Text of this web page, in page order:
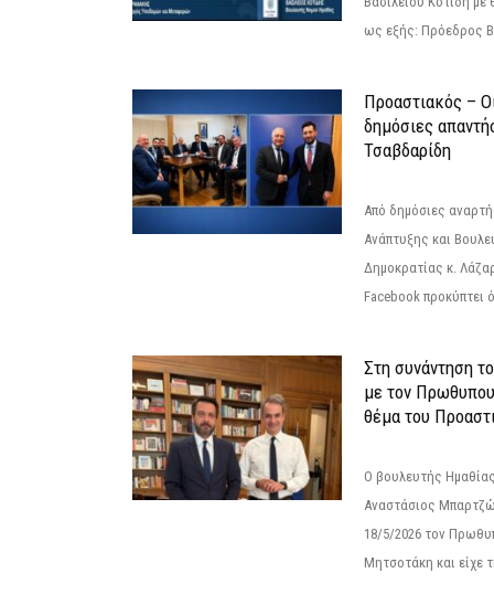
ως εξής: Πρόεδρος
Προαστιακός –
δημόσιες
Τσαβδαρίδη
Από δημόσιες
Ανάπτυξης και
Δημοκρατίας κ.
Facebook προκύπτει
Στη συνάντηση
με τον
θέμα του
Ο βουλευτής
Αναστάσιος
18/5/2026 τον
Μητσοτάκη και είχε